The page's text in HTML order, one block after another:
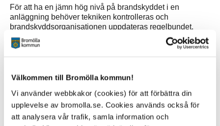
Välkommen till Bromölla kommun!
Vi använder webbkakor (cookies) för att förbättra din
upplevelse av bromolla.se. Cookies används också för
att analysera vår trafik, samla information och
För att ha en jämn hög nivå på brandskyddet i en
anläggning behöver tekniken kontrolleras och
brandskyddsorganisationen uppdateras regelbundet.
Att räddningstjänsten kommer och kontrollerar
och sluta fungera under den tiden.
Systematiskt brandskyddsarbete - SBA
Varje ägare och/eller hyresgäst måste därför regelbundet
kontrollera och arbeta systematiskt med sitt brandskydd